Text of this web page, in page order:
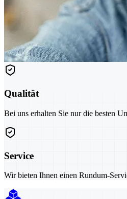
Qualität
Bei uns erhalten Sie nur die besten
Service
Wir bieten Ihnen einen Rundum-